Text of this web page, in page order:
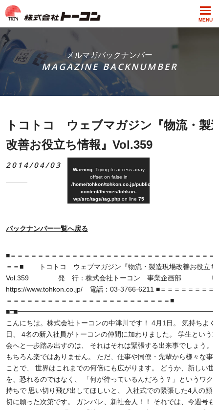
MENU
メルマガバックナンバー
MAGAZINE BACKNUMBER
トコトコ ウェブマガジン『物流・製
改善お役立ち情報』Vol.359
2014/04/03 Warning: Trying to access array
offset on false in
/home/tohkon/tohkon.co.jp/public_html/wp-
content/themes/tohkon-
wp/src/tags/tag.phpon line 75
バックナンバー一覧へ戻る
■＝＝＝＝＝＝＝＝＝＝＝＝＝＝＝＝＝＝＝＝＝＝＝＝＝＝＝＝＝＝
＝＝■ トコトコ ウェブマガジン『物流・製造現場改善お役立ち
Vol.359 発 行：株式会社トーコン 事業企画部 Ｕ
https://www.tohkon.co.jp/ 電話：03-3766-6211 ■＝＝＝＝＝＝＝＝
＝＝＝＝＝＝＝＝＝＝＝＝＝＝＝＝＝＝＝＝＝＝＝＝■
こんにちは。株式会社トーコンの中津川です！ 4月1日。 気持ちよく
日、 4名の新入社員がトーコンの仲間に加わりました。 学生という
会へと一歩踏み出すのは、 それはそれは緊張する出来事でしょう。
もちろん楽ではありません。 ただ、仕事や同僚・先輩から様々な事
ことで、 世界はこれまでの何倍にも広がります。 どうか、新しい世
を、恐れるのではなく、 「何が待っているんだろう？」というワク
持ちで 思い切り飛び出してほしいと、 入社式での緊張した4人の顔
切に願った次第です。 ガンバレ、新社会人！！ それでは、今週号も